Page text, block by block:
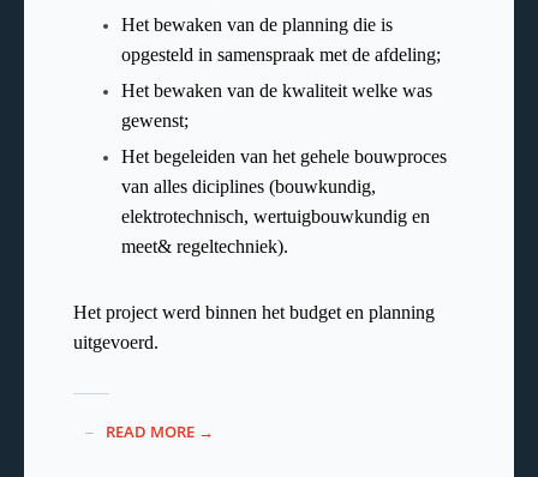
Het bewaken van de planning die is
opgesteld in samenspraak met de afdeling;
Het bewaken van de kwaliteit welke was
gewenst;
Het begeleiden van het gehele bouwproces
van alles diciplines (bouwkundig,
elektrotechnisch, wertuigbouwkundig en
meet& regeltechniek).
Het project werd binnen het budget en planning
uitgevoerd.
READ MORE →